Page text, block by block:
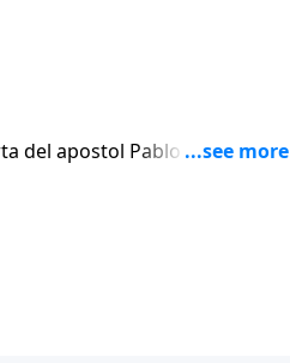
del apostol Pablo a los
de toda su carta.